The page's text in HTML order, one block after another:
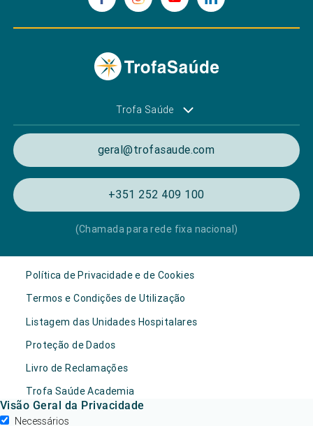
Trofa Saúde
geral@trofasaude.com
+351 252 409 100
(Chamada para rede fixa nacional)
Política de Privacidade e de Cookies
Termos e Condições de Utilização
Listagem das Unidades Hospitalares
Proteção de Dados
Livro de Reclamações
Trofa Saúde Academia
Visão Geral da Privacidade
Necessários